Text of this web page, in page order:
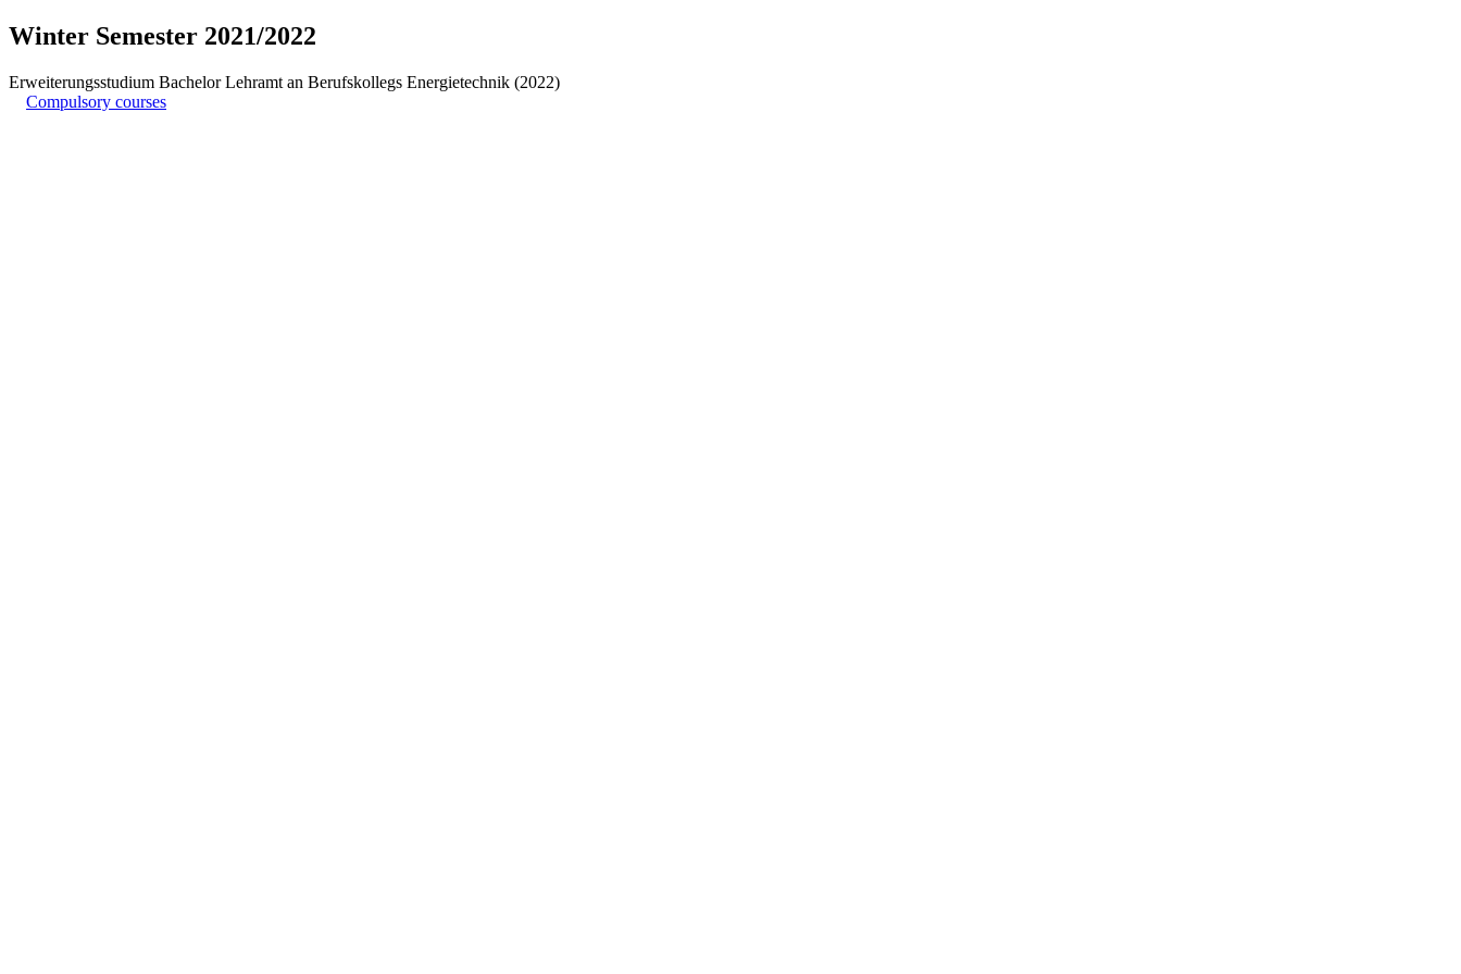
Winter Semester 2021/2022
Erweiterungsstudium Bachelor Lehramt an Berufskollegs Energietechnik (2022)
Compulsory courses